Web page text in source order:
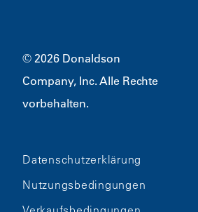
© 2026 Donaldson
Company, Inc. Alle Rechte
vorbehalten.
Datenschutzerklärung
Nutzungsbedingungen